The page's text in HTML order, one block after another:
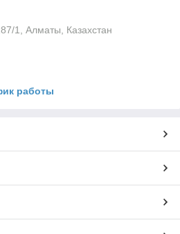
1, Алматы, Казахстан
работы